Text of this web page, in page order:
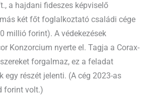
a hajdani fideszes képviselő
két főt foglalkoztató családi cége
millió forint). A védekezések
Konzorcium nyerte el. Tagja a Corax-
forgalmaz, ez a feladat
egy részét jelenti. (A cég 2023-as
forint volt.)